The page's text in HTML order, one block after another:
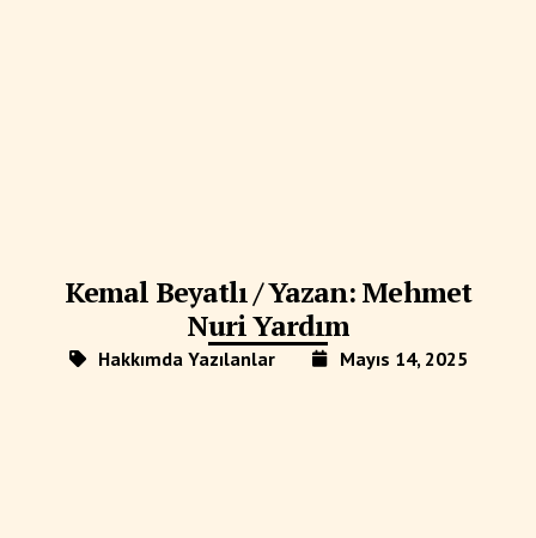
Kemal Beyatlı / Yazan: Mehmet
Nuri Yardım
Hakkımda Yazılanlar Mayıs 14, 2025